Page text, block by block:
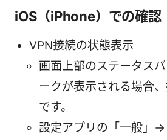
iOS（iPhone）での確認
VPN接続の状態表示
画面上部のステータス
ークが表示される場合
です。
設定アプリの「一般」→